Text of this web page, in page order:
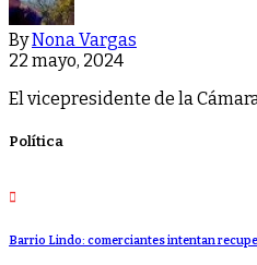
ByNona Vargas
22 mayo, 2024
El vicepresidente de la
Política
Barrio Lindo: comerciantes intentan